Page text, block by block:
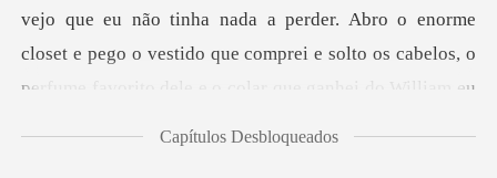
Sair
a perder. Abro o enorme
closet e pego o vestido que comprei e solto os cabelos
Capítulos Desbloqueados